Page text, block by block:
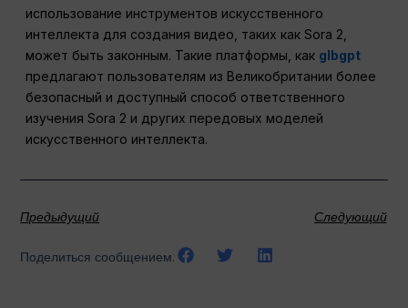
использование инструментов искусственного
интеллекта для создания видео, таких как Sora 2,
может быть законным. Такие платформы, как glbgpt
предлагают пользователям из Великобритании более
безопасный и доступный способ ответственного
изучения Sora 2 и других передовых моделей
искусственного интеллекта.
Предыдущий Следующий
Поделиться сообщением: